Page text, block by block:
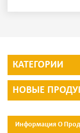
КАТЕГОРИИ
НОВЫЕ
Информация О